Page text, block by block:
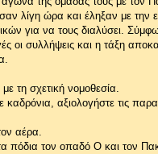
λίγη ώρα και έληξαν με την
για να τους διαλύσει.
οι συλλήψεις και η τάξη
τη σχετική νομοθεσία.
αξιολογήστε τις
αέρα.
πόδια τον οπαδό Ο και τον